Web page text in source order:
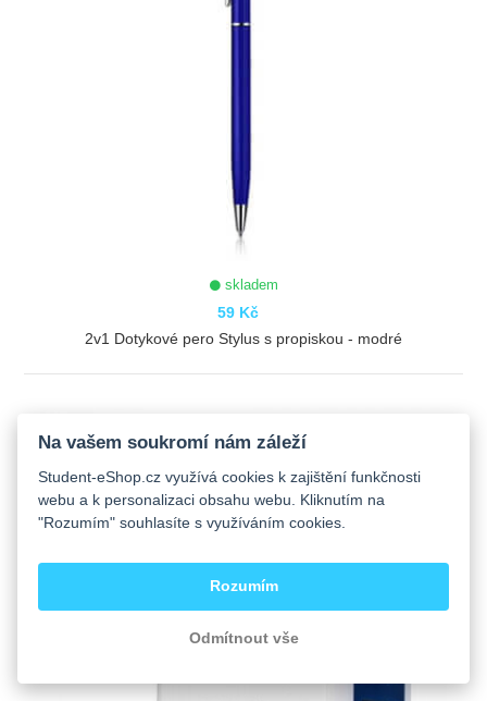
skladem
59 Kč
2v1 Dotykové pero Stylus s propiskou - modré
Na vašem soukromí nám záleží
Student-eShop.cz využívá cookies k zajištění funkčnosti
webu a k personalizaci obsahu webu. Kliknutím na
"Rozumím" souhlasíte s využíváním cookies.
Rozumím
Odmítnout vše